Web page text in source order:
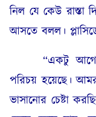
নিল যে কেউ রাস্তা
আসতে বলল।
“একটু আগেই
পরিচয় হয়েছে।
ভাসানোর চেষ্টা